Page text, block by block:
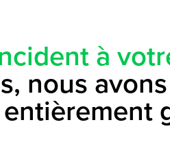
à
nous
entièrement